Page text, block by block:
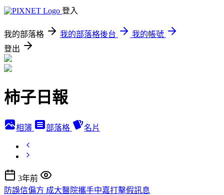
登入
我的部落格 我的部落格後台
我的帳號
登出
柿子日報
相簿 部落格 名片
3年前
防誤信偏方 成大醫院攜手中嘉打擊假訊息